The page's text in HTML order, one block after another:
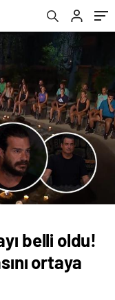
belli oldu!
ortaya